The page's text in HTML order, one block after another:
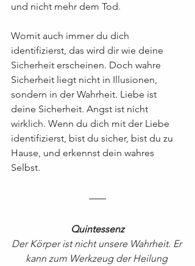
und nicht mehr dem Tod.
Womit auch immer du dich
identifizierst, das wird dir wie deine
Sicherheit erscheinen. Doch wahre
Sicherheit liegt nicht in Illusionen,
sondern in der Wahrheit. Liebe ist
deine Sicherheit. Angst ist nicht
wirklich. Wenn du dich mit der Liebe
identifizierst, bist du sicher, bist du zu
Hause, und erkennst dein wahres
Selbst.
Quintessenz
Der Körper ist nicht unsere Wahrheit. Er
kann zum Werkzeug der Heilung